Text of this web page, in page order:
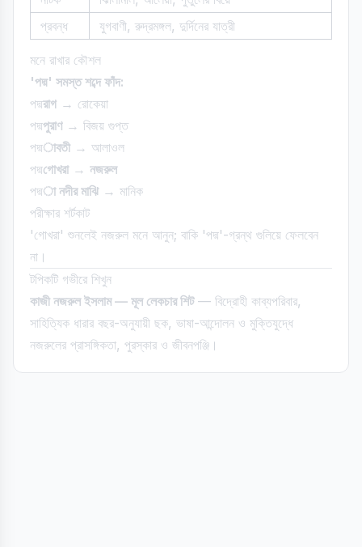
প্রবন্ধ
যুগবাণী, রুদ্রমঙ্গল, দুর্দিনের যাত্রী
মনে রাখার কৌশল
'পদ্ম' সমস্ত শব্দে ফাঁদ:
পদ্মরাগ → রোকেয়া
পদ্মপুরাণ→ বিজয় গুপ্ত
পদ্মাবতী → আলাওল
পদ্মগোখরা→ নজরুল
পদ্মা নদীর মাঝি→ মানিক
পরীক্ষার শর্টকাট
'গোখরা' শুনলেই নজরুল মনে আনুন; বাকি 'পদ্ম'-গ্রন্থ গুলিয়ে ফেলবেন
না।
টপিকটি গভীরে শিখুন
কাজী নজরুল ইসলাম — মূল লেকচার শিট— বিদ্রোহী কাব্যপরিবার,
সাহিত্যিক ধারার বছর-অনুযায়ী ছক, ভাষা-আন্দোলন ও মুক্তিযুদ্ধে
নজরুলের প্রাসঙ্গিকতা, পুরস্কার ও জীবনপঞ্জি।